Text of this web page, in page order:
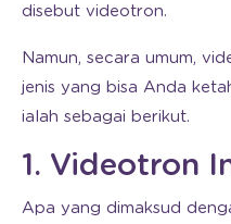
disebut videotron.
Namun, secara umum,
jenis yang bisa Anda
ialah sebagai berikut.
1. Videotron
Apa yang dimaksud